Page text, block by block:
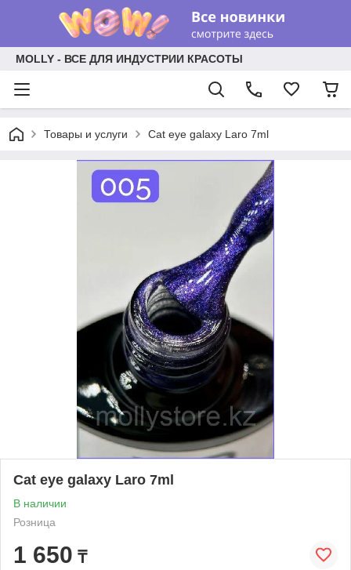
MOLLY - ВСЕ ДЛЯ ИНДУСТРИИ КРАСОТЫ
Товары и услуги Cat eye galaxy Laro 7ml
Cat eye galaxy Laro 7ml
В наличии
Розница
1 650 ₸